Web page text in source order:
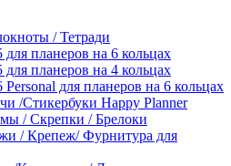
/ Тетради
планеров на 6 кольцах
планеров на 4 кольцах
для планеров на 6 кольцах
/Стикербуки Happy Planner
/ Скрепки / Брелоки
/ Крепеж/ Фурнитура для